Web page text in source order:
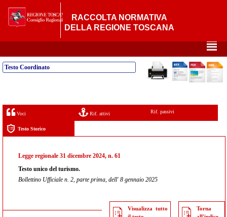
RACCOLTA NORMATIVA
DELLA REGIONE TOSCANA
²
Testo Coordinato
Voci Rif. attivi Rif. passivi
Testo Storico
Legge regionale 31 dicembre 2024, n. 61
Testo unico del turismo.
Bollettino Ufficiale n. 2, parte prima, dell' 8 gennaio 2025
Visualizza tutto
Torna